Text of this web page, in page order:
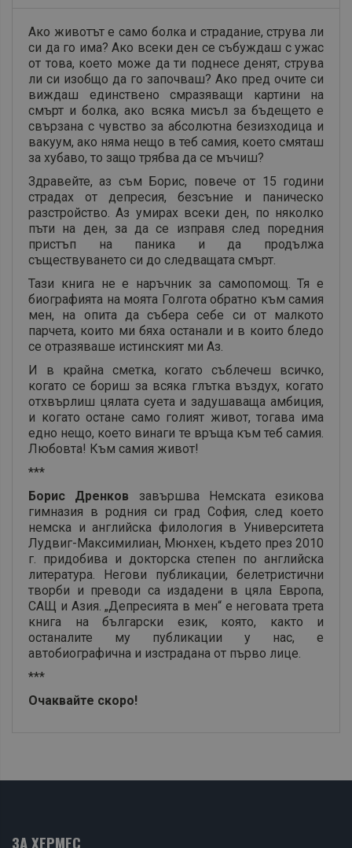
Ако животът е само болка и страдание, струва ли
си да го има? Ако всеки ден се събуждаш с ужас
от това, което може да ти поднесе денят, струва
ли си изобщо да го започваш? Ако пред очите си
виждаш единствено смразяващи картини на
смърт и болка, ако всяка мисъл за бъдещето е
свързана с чувство за абсолютна безизходица и
вакуум, ако няма нещо в теб самия, което смяташ
за хубаво, то защо трябва да се мъчиш?
Здравейте, аз съм Борис, повече от 15 години
страдах от депресия, безсъние и паническо
разстройство. Аз умирах всеки ден, по няколко
пъти на ден, за да се изправя след поредния
пристъп на паника и да продължа
съществуването си до следващата смърт.
Тази книга не е наръчник за самопомощ. Тя е
биографията на моята Голгота обратно към самия
мен, на опита да събера себе си от малкото
парчета, които ми бяха останали и в които бледо
се отразяваше истинският ми Аз.
И в крайна сметка, когато съблечеш всичко,
когато се бориш за всяка глътка въздух, когато
отхвърлиш цялата суета и задушаваща амбиция,
и когато остане само голият живот, тогава има
едно нещо, което винаги те връща към теб самия.
Любовта! Към самия живот!
***
Борис Дренков завършва Немската езикова
гимназия в родния си град София, след което
немска и английска филология в Университета
Лудвиг-Максимилиан, Мюнхен, където през 2010
г. придобива и докторска степен по английска
литература. Негови публикации, белетристични
творби и преводи са издадени в цяла Европа,
САЩ и Азия. „Депресията в мен“ е неговата трета
книга на български език, която, както и
останалите му публикации у нас, е
автобиографична и изстрадана от първо лице.
***
Очаквайте скоро!
ЗА ХЕРМЕС